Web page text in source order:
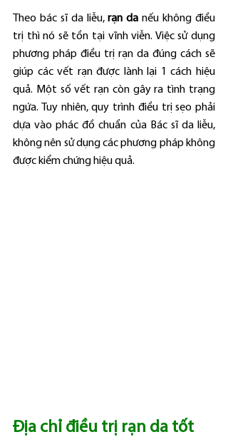
Theo bác sĩ da liễu, rạn da nếu không điều
trị thì nó sẽ tồn tại vĩnh viễn. Việc sử dụng
phương pháp điều trị rạn da đúng cách sẽ
giúp các vết rạn được lành lại 1 cách hiệu
quả. Một số vết rạn còn gây ra tình trạng
ngứa. Tuy nhiên, quy trình điều trị sẹo phải
dựa vào phác đồ chuẩn của Bác sĩ da liễu,
không nên sử dụng các phương pháp không
được kiểm chứng hiệu quả.
Địa chỉ điều trị rạn da tốt